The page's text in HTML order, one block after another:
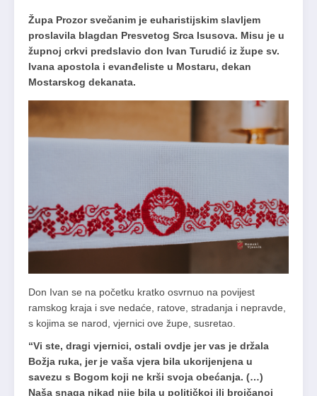
Župa Prozor svečanim je euharistijskim slavljem
proslavila blagdan Presvetog Srca Isusova. Misu je u
župnoj crkvi predslavio don Ivan Turudić iz župe sv.
Ivana apostola i evanđeliste u Mostaru, dekan
Mostarskog dekanata.
Don Ivan se na početku kratko osvrnuo na povijest
ramskog kraja i sve nedaće, ratove, stradanja i nepravde,
s kojima se narod, vjernici ove župe, susretao.
“Vi ste, dragi vjernici, ostali ovdje jer vas je držala
Božja ruka, jer je vaša vjera bila ukorijenjena u
savezu s Bogom koji ne krši svoja obećanja. (…)
Naša snaga nikad nije bila u političkoj ili brojčanoj